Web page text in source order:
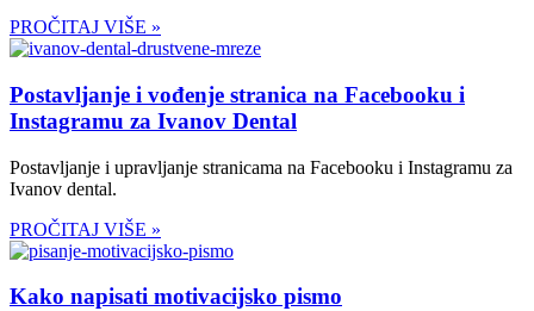
PROČITAJ VIŠE »
Postavljanje i vođenje stranica na Facebooku i
Instagramu za Ivanov Dental
Postavljanje i upravljanje stranicama na Facebooku i Instagramu za
Ivanov dental.
PROČITAJ VIŠE »
Kako napisati motivacijsko pismo